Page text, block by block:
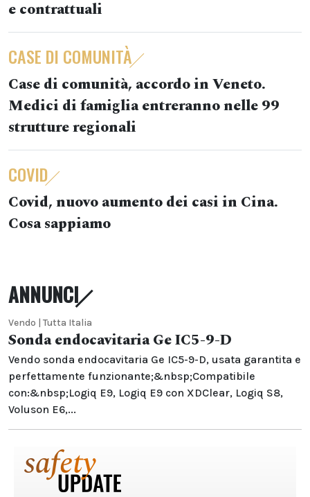
e contrattuali
CASE DI COMUNITÀ
Case di comunità, accordo in Veneto.
Medici di famiglia entreranno nelle 99
strutture regionali
COVID
Covid, nuovo aumento dei casi in Cina.
Cosa sappiamo
ANNUNCI
Vendo | Tutta Italia
Sonda endocavitaria Ge IC5-9-D
Vendo sonda endocavitaria Ge IC5-9-D, usata garantita e
perfettamente funzionante;&nbsp;Compatibile
con:&nbsp;Logiq E9, Logiq E9 con XDClear, Logiq S8,
Voluson E6,...